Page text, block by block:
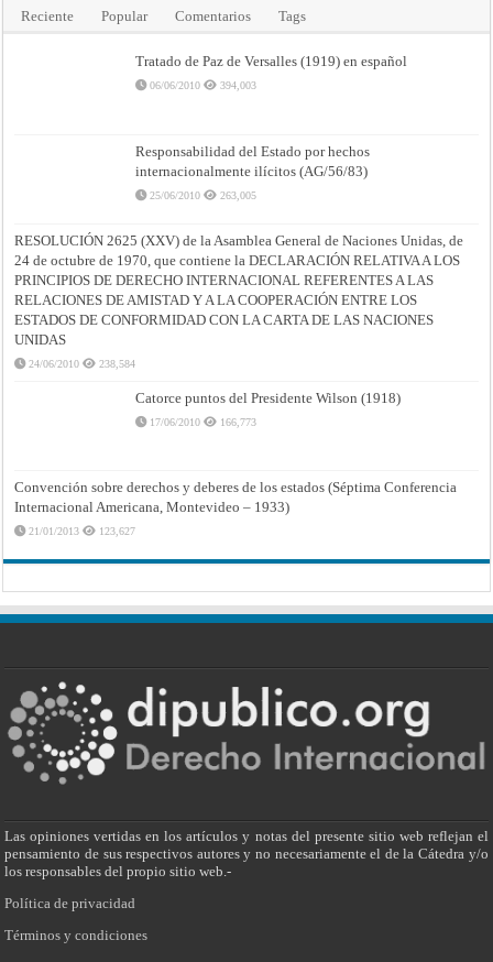
Reciente Popular Comentarios Tags
Tratado de Paz de Versalles (1919) en español
06/06/2010 394,003
Responsabilidad del Estado por hechos
internacionalmente ilícitos (AG/56/83)
25/06/2010 263,005
RESOLUCIÓN 2625 (XXV) de la Asamblea General de Naciones Unidas, de
24 de octubre de 1970, que contiene la DECLARACIÓN RELATIVA A LOS
PRINCIPIOS DE DERECHO INTERNACIONAL REFERENTES A LAS
RELACIONES DE AMISTAD Y A LA COOPERACIÓN ENTRE LOS
ESTADOS DE CONFORMIDAD CON LA CARTA DE LAS NACIONES
UNIDAS
24/06/2010 238,584
Catorce puntos del Presidente Wilson (1918)
17/06/2010 166,773
Convención sobre derechos y deberes de los estados (Séptima Conferencia
Internacional Americana, Montevideo – 1933)
21/01/2013 123,627
Las opiniones vertidas en los artículos y notas del presente sitio web reflejan el
pensamiento de sus respectivos autores y no necesariamente el de la Cátedra y/o
los responsables del propio sitio web.-
Política de privacidad
Términos y condiciones